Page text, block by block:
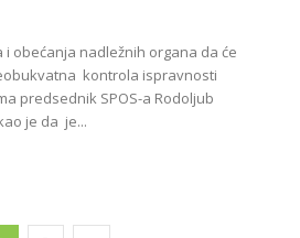
i obećanja nadležnih organa da će
kontrola ispravnosti
predsednik SPOS-a Rodoljub
je da je...